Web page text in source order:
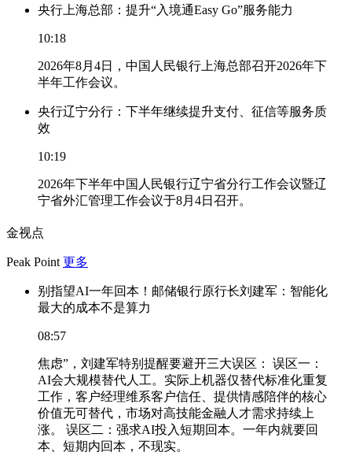
央行上海总部：提升“入境通Easy Go”服务能力
10:18
2026年8月4日，中国人民银行上海总部召开2026年下
半年工作会议。
央行辽宁分行：下半年继续提升支付、征信等服务质
效
10:19
2026年下半年中国人民银行辽宁省分行工作会议暨辽
宁省外汇管理工作会议于8月4日召开。
金视点
Peak Point 更多
别指望AI一年回本！邮储银行原行长刘建军：智能化
最大的成本不是算力
08:57
焦虑”，刘建军特别提醒要避开三大误区： 误区一：
AI会大规模替代人工。实际上机器仅替代标准化重复
工作，客户经理维系客户信任、提供情感陪伴的核心
价值无可替代，市场对高技能金融人才需求持续上
涨。 误区二：强求AI投入短期回本。一年内就要回
本、短期内回本，不现实。